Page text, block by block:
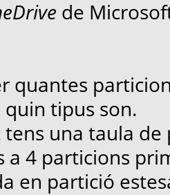
de
quantes
quin tipus son.
una taula de
a 4 particions
en partició